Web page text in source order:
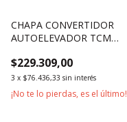
CHAPA CONVERTIDOR
AUTOELEVADOR TCM
$229.309,00
3 x $76.436,33 sin interés
¡No te lo pierdas, es el último!